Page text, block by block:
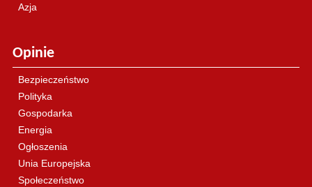
Azja
Opinie
Bezpieczeństwo
Polityka
Gospodarka
Energia
Ogłoszenia
Unia Europejska
Społeczeństwo